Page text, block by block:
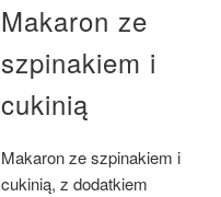
Makaron ze
szpinakiem i
cukinią
Makaron ze szpinakiem i
cukinią, z dodatkiem